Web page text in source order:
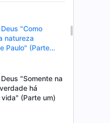
"Como
natureza
Paulo" (Parte
"Somente na
há
(Parte um)